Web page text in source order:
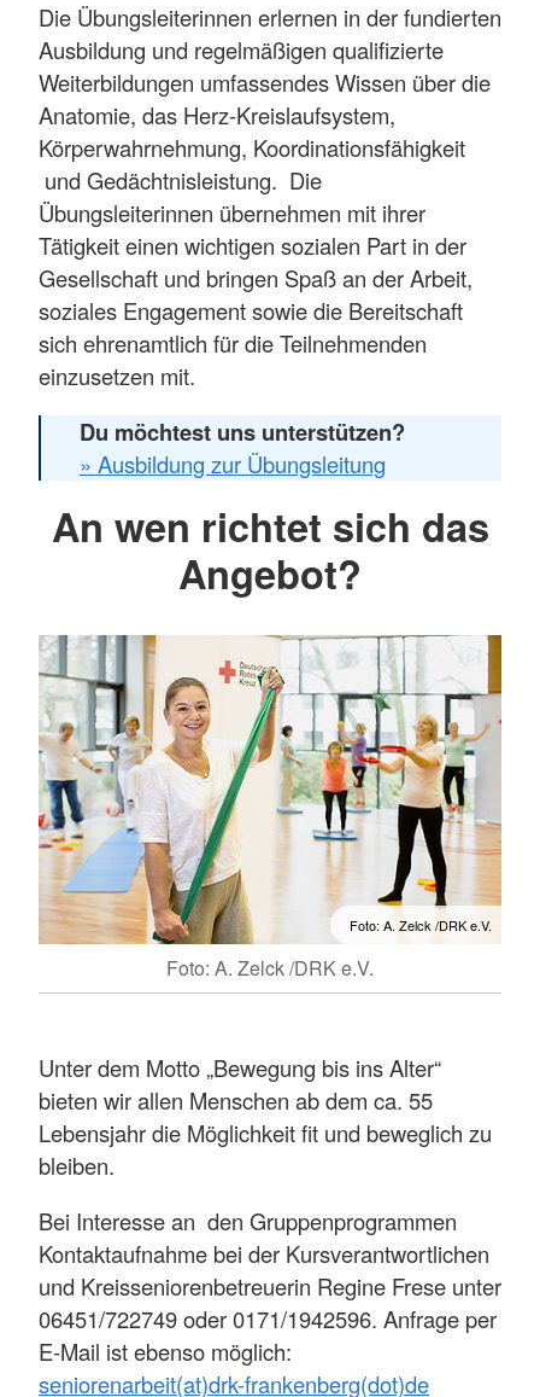
Die Übungsleiterinnen erlernen in der fundierten
Ausbildung und regelmäßigen qualifizierte
Weiterbildungen umfassendes Wissen über die
Anatomie, das Herz-Kreislaufsystem,
Körperwahrnehmung, Koordinationsfähigkeit
und Gedächtnisleistung. Die
Übungsleiterinnen übernehmen mit ihrer
Tätigkeit einen wichtigen sozialen Part in der
Gesellschaft und bringen Spaß an der Arbeit,
soziales Engagement sowie die Bereitschaft
sich ehrenamtlich für die Teilnehmenden
einzusetzen mit.
Du möchtest uns unterstützen?
» Ausbildung zur Übungsleitung
An wen richtet sich das
Angebot?
Foto: A. Zelck /DRK e.V.
Foto: A. Zelck /DRK e.V.
Unter dem Motto „Bewegung bis ins Alter“
bieten wir allen Menschen ab dem ca. 55
Lebensjahr die Möglichkeit fit und beweglich zu
bleiben.
Bei Interesse an den Gruppenprogrammen
Kontaktaufnahme bei der Kursverantwortlichen
und Kreisseniorenbetreuerin Regine Frese unter
06451/722749 oder 0171/1942596. Anfrage per
E-Mail ist ebenso möglich:
seniorenarbeit(at)drk-frankenberg(dot)de